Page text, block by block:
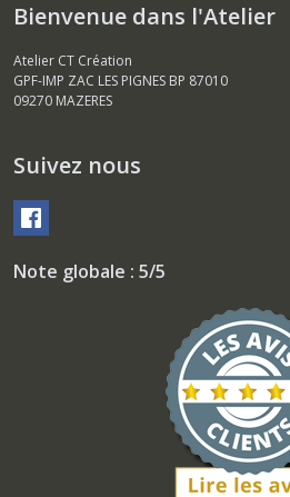
Bienvenue dans l'Atelier
Atelier CT Création
GPF-IMP ZAC LES PIGNES BP 87010
09270 MAZERES
Suivez nous
Note globale : 5/5